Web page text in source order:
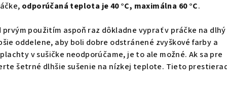
odporúčaná teplota je 40 °C, maximálna 60 °C.
použitím aspoň raz dôkladne vyprať v práčke na dlhý
oddelene, aby boli dobre odstránené zvyškové farby a
v sušičke neodporúčame, je to ale možné. Ak sa pre
šetrné dlhšie sušenie na nízkej teplote. Tieto